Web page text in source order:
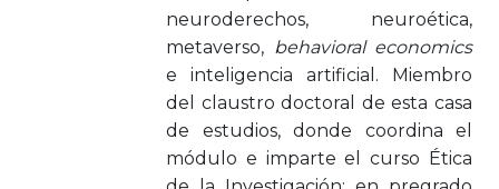
neuroderechos, neuroética,
metaverso, behavioral economics
e inteligencia artificial. Miembro
del claustro doctoral de esta casa
de estudios, donde coordina el
módulo e imparte el curso Ética